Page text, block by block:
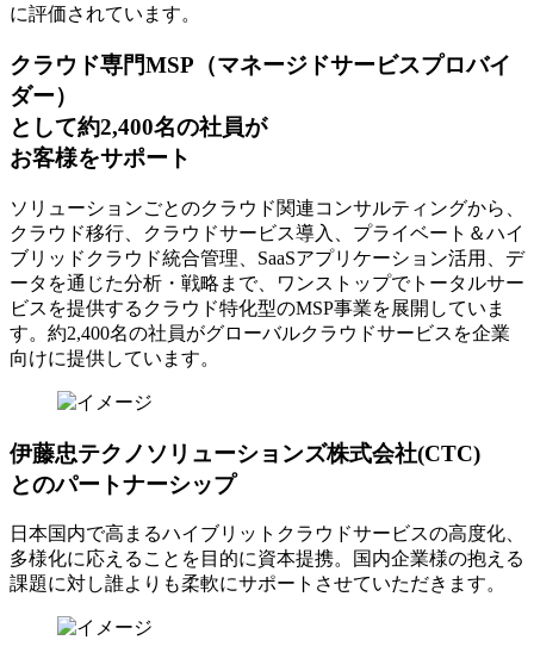
に評価されています。
クラウド専門MSP （マネージドサービスプロバイ
ダー）
として約2,400名の社員が
お客様をサポート
ソリューションごとのクラウド関連コンサルティングから、
クラウド移行、クラウドサービス導入、プライベート＆ハイ
ブリッドクラウド統合管理、SaaSアプリケーション活用、デ
ータを通じた分析・戦略まで、ワンストップでトータルサー
ビスを提供するクラウド特化型のMSP事業を展開していま
す。約2,400名の社員がグローバルクラウドサービスを企業
向けに提供しています。
伊藤忠テクノソリューションズ株式会社(CTC)
とのパートナーシップ
日本国内で高まるハイブリットクラウドサービスの高度化、
多様化に応えることを目的に資本提携。国内企業様の抱える
課題に対し誰よりも柔軟にサポートさせていただきます。